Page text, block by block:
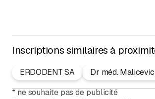
Inscriptions similaires à
ERDODENT SA Dr méd.
* ne souhaite pas de publicité